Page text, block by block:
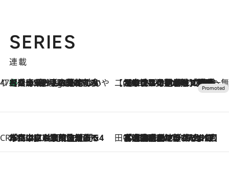
SERIES
連載
47都道府県の手みやげ ひんやりスイーツで夏を満喫
7 Hours Ago
【兵庫県】この夏絶対食べたい 冷やしておいしいおやつ3選 淡路島の恵みをジェラートに集約 【CREA×星野リゾート】唯一無二。癒しと発見が待つ場所へ
2026.8.7
【トンボの足水浴】ヒノキの香りに包まれて涼感マックス！約13℃の湧水かけ流しを避暑地「星野温泉 トンボの湯」で体験
CREA'S CHOICE
2026.8.7
「立川にも歌舞伎があるんだよ」 片岡仁左衛門・市川中車ら豪華座組みで4年目の立川立飛歌舞伎へ 田中稲の勝手に再ブーム
2026.8.7
「湘南乃風に憧れて」観客大盛上がりの“タオル回し”に、ラッパー顔負けの高速歌唱まで…さだまさし（74）のアグレッシブすぎる現在地